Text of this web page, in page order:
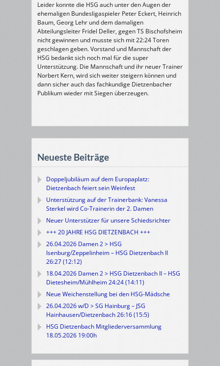
Leider konnte die HSG auch unter den Augen der
ehemaligen Bundesligaspieler Peter Eckert, Heinrich
Baum, Georg Lehr und dem damaligen
Abteilungsleiter Fridel Deller, gegen TS Bischofsheim
nicht gewinnen und musste sich mit 22:24 Toren
geschlagen geben. Vorstand und Mannschaft der
HSG bedankt sich noch mal für die super
Unterstützung. Die Mannschaft und ihr neuer Trainer
Norbert Kern, wird sich weiter steigern können und
dann sicher auch das fachkundige Dietzenbacher
Publikum wieder mit Siegen überzeugen.
Neueste Beiträge
Doppeljubiläum auf dem Europaplatz:
Dietzenbach feiert sein Weinfest
Unterstützung auf der Trainerbank: Vanessa
Sterkel wird Co-Trainerin der 2. Damen
Neuer Unterstützer für unsere Schiedsrichter
+++ 20 JAHRE HSG DIETZENBACH +++
26.04.2026 Damen 2 > HSG
Isenburg/Zeppelinheim – HSG Dietzenbach II
26:27 (12:12)
18.04.2026 Damen 2 > HSG Dietzenbach II – HSG
Dietesheim/Mühlheim 24:24 (14:11)
Neue Weichenstellung bei den HSG-Mädsche
26.04.2026 w/D > SG Hainburg – JSG
Hainhausen/Dietzenbach 26:16 (15:5)
HSG Dietzenbach Mitgliederversammlung
18.05.2026 19:00h